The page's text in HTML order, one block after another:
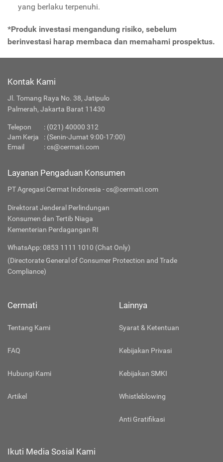
yang berlaku terpenuhi.
*Produk investasi mengandung risiko, sebelum
berinvestasi harap membaca dan memahami prospektus.
Kontak Kami
Jl. Tomang Raya No. 38, Jatipulo
Palmerah, Jakarta Barat 11430
Telepon : (021) 40000 312
Jam Kerja
: (Senin-Jumat 9:00-17:00)
Email
:cs@cermati.com
Layanan Pengaduan Konsumen
PT Agregasi Cermat Indonesia - cs@cermati.com
Direktorat Jenderal Perlindungan
Konsumen dan Tertib Niaga
Kementerian Perdagangan RI
WhatsApp: 0853 1111 1010 (Chat Only)
(Directorate General of Consumer Protection and Trade
Compliance)
Cermati
Tentang Kami
FAQ
Hubungi Kami
Artikel
Lainnya
Syarat & Ketentuan
Kebijakan Privasi
Kebijakan SMKI
Whistleblowing
Anti Gratifikasi
Ikuti Media Sosial Kami